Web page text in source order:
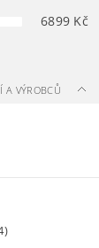
6899 Kč
A VÝROBCŮ